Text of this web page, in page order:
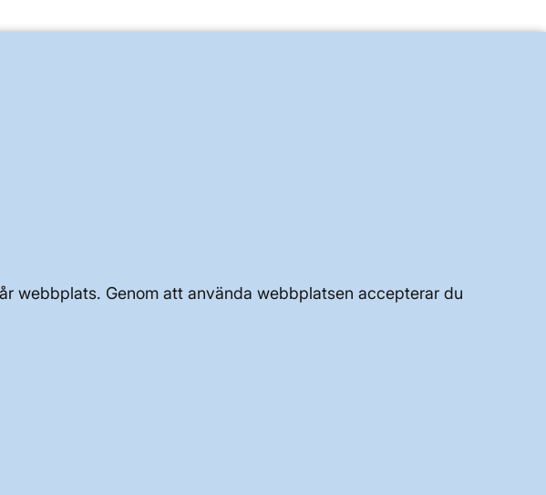
webbplats. Genom att använda webbplatsen accepterar du